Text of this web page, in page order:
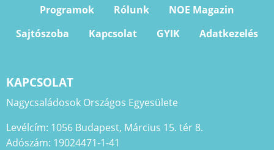
Programok
Rólunk
NOE Magazin
Sajtószoba
Kapcsolat GYIK Adatkezelés
KAPCSOLAT
Nagycsaládosok Országos Egyesülete
Levélcím: 1056 Budapest, Március 15. tér 8.
Adószám: 19024471-1-41